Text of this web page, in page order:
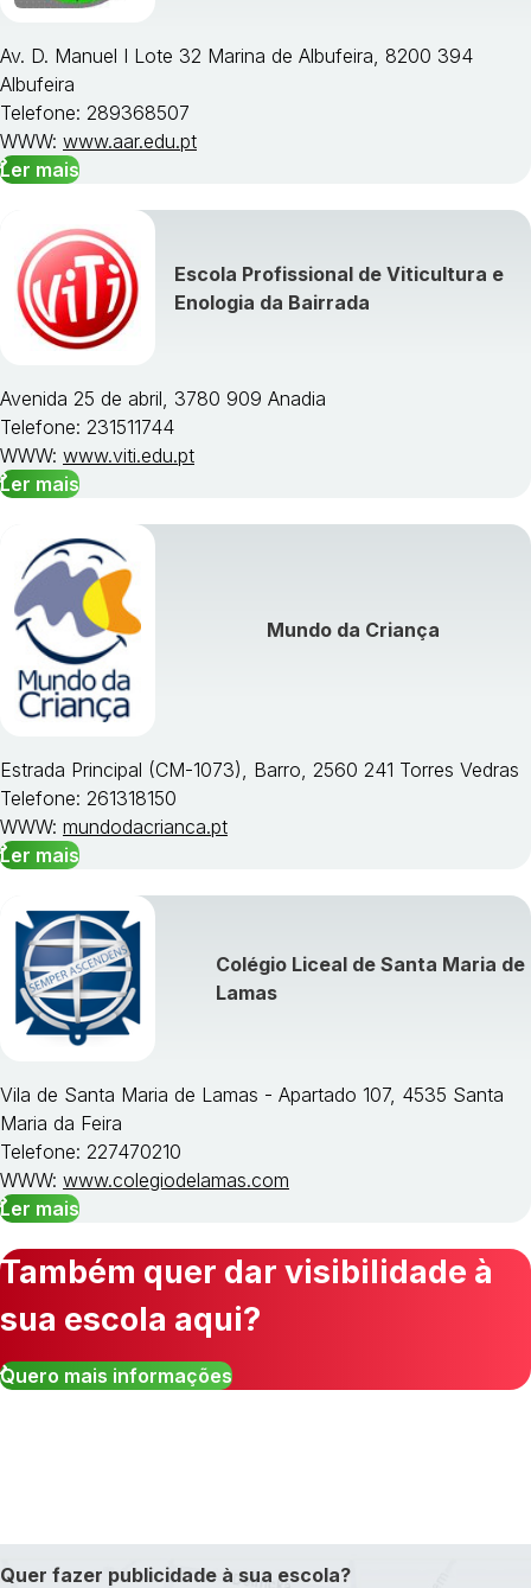
Av. D. Manuel I Lote 32 Marina de Albufeira, 8200 394
Albufeira
Telefone: 289368507
WWW: www.aar.edu.pt
Ler mais
Escola Profissional de Viticultura e
Enologia da Bairrada
Avenida 25 de abril, 3780 909 Anadia
Telefone: 231511744
WWW: www.viti.edu.pt
Ler mais
Mundo da Criança
Estrada Principal (CM-1073), Barro, 2560 241 Torres Vedras
Telefone: 261318150
WWW: mundodacrianca.pt
Ler mais
Colégio Liceal de Santa Maria de
Lamas
Vila de Santa Maria de Lamas - Apartado 107, 4535 Santa
Maria da Feira
Telefone: 227470210
WWW: www.colegiodelamas.com
Ler mais
Também quer dar visibilidade à
sua escola aqui?
Quero mais informações
Quer fazer publicidade à sua escola?